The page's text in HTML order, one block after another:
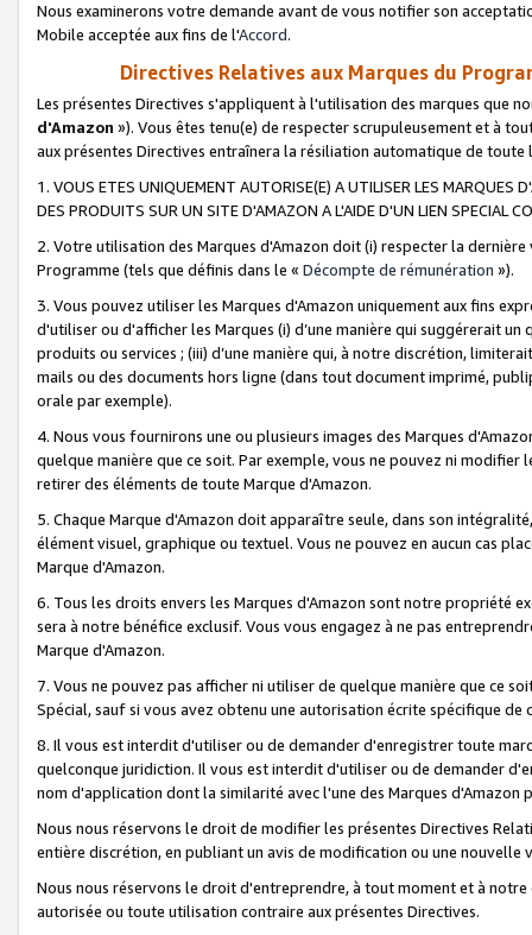
Nous examinerons votre demande avant de vous notifier son
Mobile acceptée aux fins de l'Accord.
Directives Relatives aux Marques du
Les présentes Directives s'appliquent à l'utilisation des marques que
d'Amazon »). Vous êtes tenu(e) de respecter scrupuleusement et à
aux présentes Directives entraînera la résiliation automatique de
1. VOUS ETES UNIQUEMENT AUTORISE(E) A UTILISER LES MARQUES
DES PRODUITS SUR UN SITE D'AMAZON A L'AIDE D'UN LIEN SPECIAL
2. Votre utilisation des Marques d'Amazon doit (i) respecter la
Programme (tels que définis dans le « Décompte de rémunération »).
3. Vous pouvez utiliser les Marques d'Amazon uniquement aux fins
d'utiliser ou d'afficher les Marques (i) d’une manière qui suggérerait
produits ou services ; (iii) d’une manière qui, à notre discrétion,
mails ou des documents hors ligne (dans tout document imprimé,
orale par exemple).
4. Nous vous fournirons une ou plusieurs images des Marques
quelque manière que ce soit. Par exemple, vous ne pouvez ni
retirer des éléments de toute Marque d'Amazon.
5. Chaque Marque d'Amazon doit apparaître seule, dans son
élément visuel, graphique ou textuel. Vous ne pouvez en aucun cas
Marque d'Amazon.
6. Tous les droits envers les Marques d'Amazon sont notre propriété
sera à notre bénéfice exclusif. Vous vous engagez à ne pas
Marque d'Amazon.
7. Vous ne pouvez pas afficher ni utiliser de quelque manière que ce
Spécial, sauf si vous avez obtenu une autorisation écrite spécifique de
8. Il vous est interdit d'utiliser ou de demander d'enregistrer toute
quelconque juridiction. Il vous est interdit d'utiliser ou de demander
nom d'application dont la similarité avec l'une des Marques
Nous nous réservons le droit de modifier les présentes Directives
entière discrétion, en publiant un avis de modification ou une nouvelle
Nous nous réservons le droit d'entreprendre, à tout moment et à
autorisée ou toute utilisation contraire aux présentes Directives.